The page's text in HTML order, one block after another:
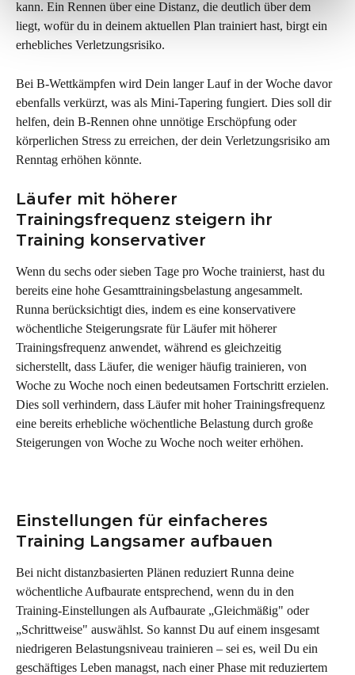
kann. Ein Rennen über eine Distanz, die deutlich über dem
liegt, wofür du in deinem aktuellen Plan trainiert hast, birgt ein
erhebliches Verletzungsrisiko.
Bei B-Wettkämpfen wird Dein langer Lauf in der Woche davor
ebenfalls verkürzt, was als Mini-Tapering fungiert. Dies soll dir
helfen, dein B-Rennen ohne unnötige Erschöpfung oder
körperlichen Stress zu erreichen, der dein Verletzungsrisiko am
Renntag erhöhen könnte.
Läufer mit höherer
Trainingsfrequenz steigern ihr
Training konservativer
Wenn du sechs oder sieben Tage pro Woche trainierst, hast du
bereits eine hohe Gesamttrainingsbelastung angesammelt.
Runna berücksichtigt dies, indem es eine konservativere
wöchentliche Steigerungsrate für Läufer mit höherer
Trainingsfrequenz anwendet, während es gleichzeitig
sicherstellt, dass Läufer, die weniger häufig trainieren, von
Woche zu Woche noch einen bedeutsamen Fortschritt erzielen.
Dies soll verhindern, dass Läufer mit hoher Trainingsfrequenz
eine bereits erhebliche wöchentliche Belastung durch große
Steigerungen von Woche zu Woche noch weiter erhöhen.
Einstellungen für einfacheres
Training Langsamer aufbauen
Bei nicht distanzbasierten Plänen reduziert Runna deine
wöchentliche Aufbaurate entsprechend, wenn du in den
Training-Einstellungen als Aufbaurate „Gleichmäßig" oder
„Schrittweise" auswählst. So kannst Du auf einem insgesamt
niedrigeren Belastungsniveau trainieren – sei es, weil Du ein
geschäftiges Leben managst, nach einer Phase mit reduziertem